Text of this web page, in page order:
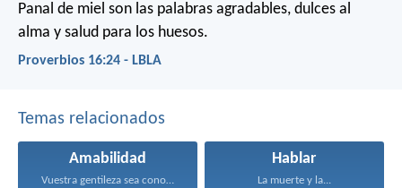
Panal de miel son las palabras agradables, dulces al
alma y salud para los huesos.
Proverbios 16:24 - LBLA
Temas relacionados
Amabilidad
Vuestra gentileza sea conocida...
Hablar
La muerte y la...